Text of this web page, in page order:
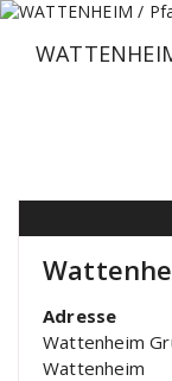
Zum
springen
Adresse
Wattenheim
Wattenheim